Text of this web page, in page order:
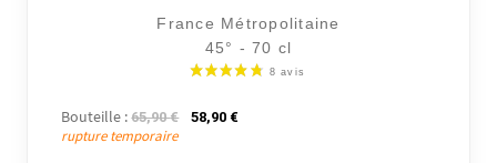
France Métropolitaine
45° - 70 cl
Bouteille : 65,90€ Le prix initial était : 65,90 €.
58,90 €Le prix actuel est : 58,90 €.
rupture temporaire